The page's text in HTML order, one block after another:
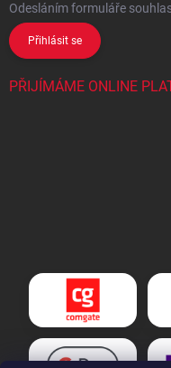
Odesláním formuláře
Přihlásit se
PŘIJÍMÁME ONLINE